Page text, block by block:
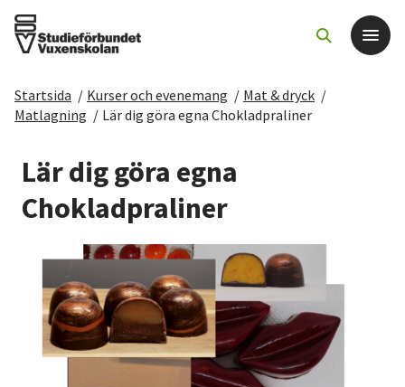
Det här gör vi
För dig som
Sök kurser och evenemang
Starta studiecirkel
Startsida / Kurser och evenemang / Mat & dryck /
Matlagning / Lär dig göra egna Chokladpraliner
Lär dig göra egna
Chokladpraliner